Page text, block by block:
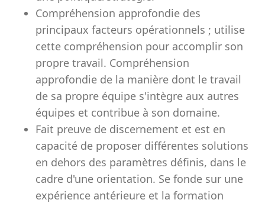
Compréhension approfondie des
principaux facteurs opérationnels ; utilise
cette compréhension pour accomplir son
propre travail. Compréhension
approfondie de la manière dont le travail
de sa propre équipe s'intègre aux autres
équipes et contribue à son domaine.
Fait preuve de discernement et est en
capacité de proposer différentes solutions
en dehors des paramètres définis, dans le
cadre d'une orientation. Se fonde sur une
expérience antérieure et la formation